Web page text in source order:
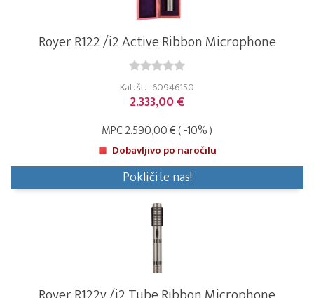
Royer R122 /i2 Active Ribbon Microphone
Kat. št. : 60946150
2.333,00 €
MPC2.590,00 €( -10% )
Dobavljivo po naročilu
Pokličite nas!